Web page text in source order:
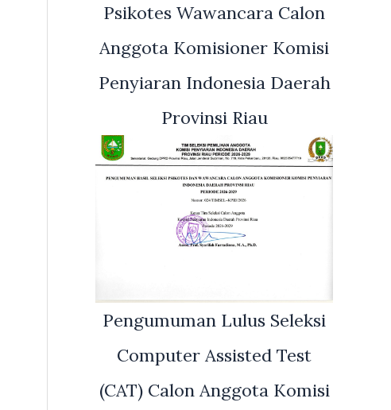
Psikotes Wawancara Calon
Anggota Komisioner Komisi
Penyiaran Indonesia Daerah
Provinsi Riau
Pengumuman Lulus Seleksi
Computer Assisted Test
(CAT) Calon Anggota Komisi